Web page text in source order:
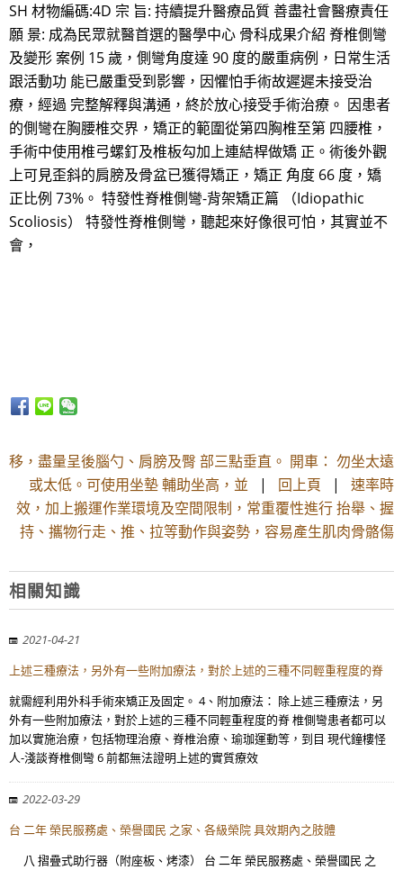
SH 材物編碼:4D 宗 旨: 持續提升醫療品質 善盡社會醫療責任
願 景: 成為民眾就醫首選的醫學中心 骨科成果介紹 脊椎側彎
及變形 案例 15 歲，側彎角度達 90 度的嚴重病例，日常生活
跟活動功 能已嚴重受到影響，因懼怕手術故遲遲未接受治
療，經過 完整解釋與溝通，終於放心接受手術治療。 因患者
的側彎在胸腰椎交界，矯正的範圍從第四胸椎至第 四腰椎，
手術中使用椎弓螺釘及椎板勾加上連結桿做矯 正。術後外觀
上可見歪斜的肩膀及骨盆已獲得矯正，矯正 角度 66 度，矯
正比例 73%。 特發性脊椎側彎-背架矯正篇 （Idiopathic
Scoliosis） 特發性脊椎側彎，聽起來好像很可怕，其實並不
會，
移，盡量呈後腦勺、肩膀及臀 部三點垂直。 開車： 勿坐太遠
或太低。可使用坐墊 輔助坐高，並 | 回上頁 | 速率時
效，加上搬運作業環境及空間限制，常重覆性進行 抬舉、握
持、攜物行走、推、拉等動作與姿勢，容易產生肌肉骨骼傷
相關知識
2021-04-21
上述三種療法，另外有一些附加療法，對於上述的三種不同輕重程度的脊
就需經利用外科手術來矯正及固定。 4、附加療法： 除上述三種療法，另
外有一些附加療法，對於上述的三種不同輕重程度的脊 椎側彎患者都可以
加以實施治療，包括物理治療、脊椎治療、瑜珈運動等，到目 現代鐘樓怪
人-淺談脊椎側彎 6 前都無法證明上述的實質療效
2022-03-29
台 二年 榮民服務處、榮譽國民 之家、各級榮院 具效期內之肢體
八 摺疊式助行器（附座板、烤漆） 台 二年 榮民服務處、榮譽國民 之